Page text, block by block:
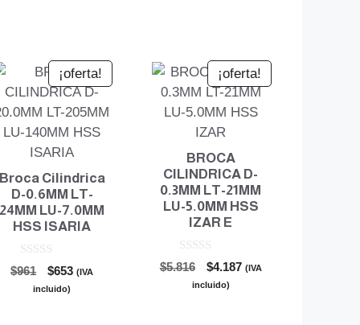
¡oferta!
Broca Cilindrica
D-0.6MM LT-
24MM LU-7.0MM
HSS ISARIA
0
d
$961
El
precio
$653El(IVA
incluido)
¡oferta!
BROCA
CILINDRICA D-
0.3MM LT-21MM
LU-5.0MM HSS
IZAR E
0
d
$5.816
El
precio
$4.187El(IVA
incluido)